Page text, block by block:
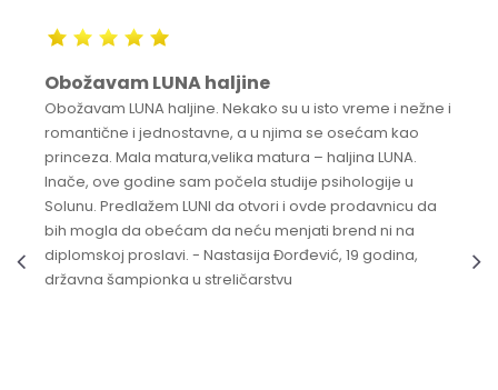
Obožavam LUNA haljine
Obožavam LUNA haljine. Nekako su u isto vreme i nežne i
romantične i jednostavne, a u njima se osećam kao
princeza. Mala matura,velika matura – haljina LUNA.
Inače, ove godine sam počela studije psihologije u
Solunu. Predlažem LUNI da otvori i ovde prodavnicu da
bih mogla da obećam da neću menjati brend ni na
diplomskoj proslavi. - Nastasija Đorđević, 19 godina,
državna šampionka u streličarstvu